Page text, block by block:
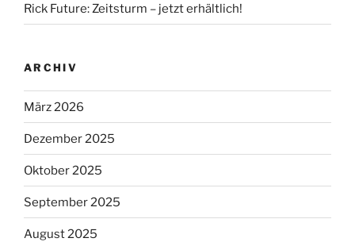
Rick Future: Zeitsturm – jetzt erhältlich!
ARCHIV
März 2026
Dezember 2025
Oktober 2025
September 2025
August 2025